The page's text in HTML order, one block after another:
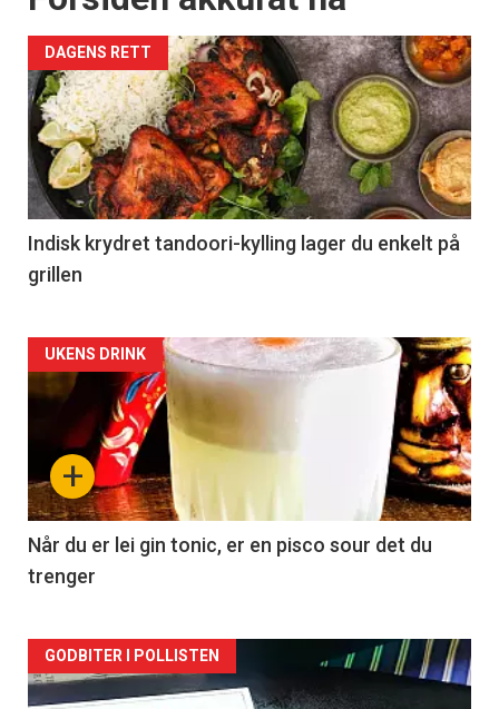
DAGENS RETT
Indisk krydret tandoori-kylling lager du enkelt på
grillen
Forsiden
akkurat
nå
-
2
+
UKENS DRINK
Når du er lei gin tonic, er en pisco sour det du
trenger
Forsiden
GODBITER I POLLISTEN